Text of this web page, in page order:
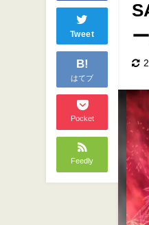
Tweet
B!
はてブ
Pocket
Feedly